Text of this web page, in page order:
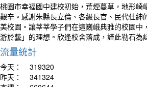
桃園市幸福國中建校初始，荒煙蔓草，地形
艱辛。感謝朱縣長立倫、各級長官、民代仕
美校園。讓莘莘學子們在這巍峨典雅的校園
游於藝」的理想。欣逢校舍落成，謹此勒石為
流量統計
今天：
319320
昨天：
341324